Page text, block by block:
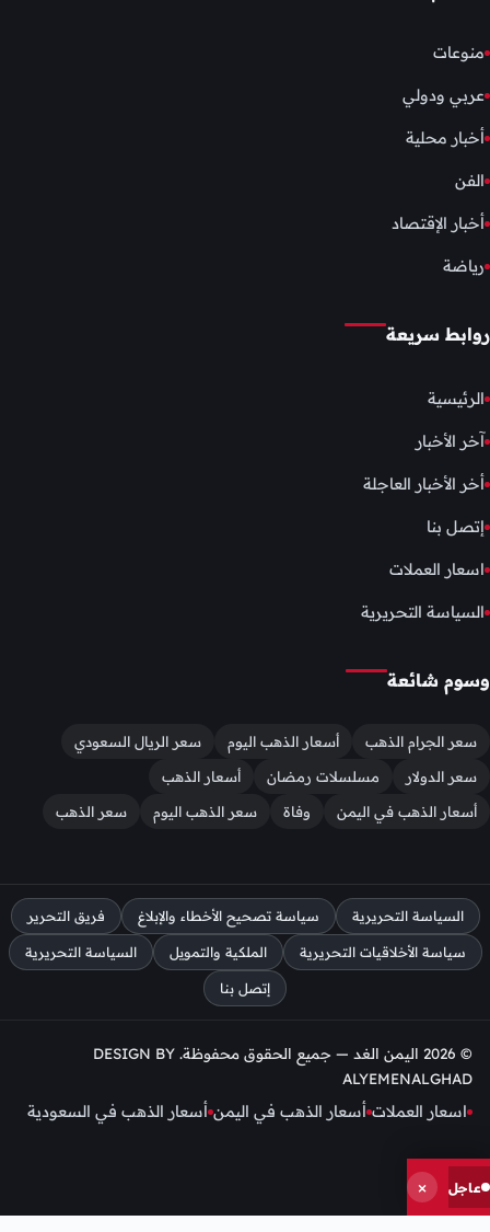
منوعات
عربي ودولي
أخبار محلية
الفن
أخبار الإقتصاد
رياضة
روابط سريعة
الرئيسية
آخر الأخبار
أخر الأخبار العاجلة
إتصل بنا
اسعار العملات
السياسة التحريرية
وسوم شائعة
سعر الجرام الذهب أسعار الذهب اليوم
سعر الريال السعودي
سعر الدولار
مسلسلات رمضان
أسعار الذهب
أسعار الذهب في اليمن
وفاة سعر الذهب اليوم سعر الذهب
السياسة التحريرية سياسة تصحيح الأخطاء والإبلاغ فريق التحرير
سياسة الأخلاقيات التحريرية الملكية والتمويل السياسة التحريرية
إتصل بنا
© 2026 اليمن الغد — جميع الحقوق محفوظة. DESIGN BY
ALYEMENALGHAD
اسعار العملات أسعار الذهب في اليمن أسعار الذهب في السعودية
عاجل
إنقطاع
الإنترنت
والإتصالأت
×